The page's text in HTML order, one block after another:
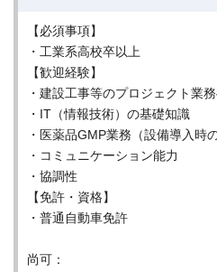
【必須事項】
・工業系高校卒以上
【歓迎経験】
・建設工事等のプロジェクト業
・IT（情報技術）の基礎知識
・医薬品GMP業務（設備導入時
・コミュニケーション能力
・協調性
【免許・資格】
・普通自動車免許
尚可：